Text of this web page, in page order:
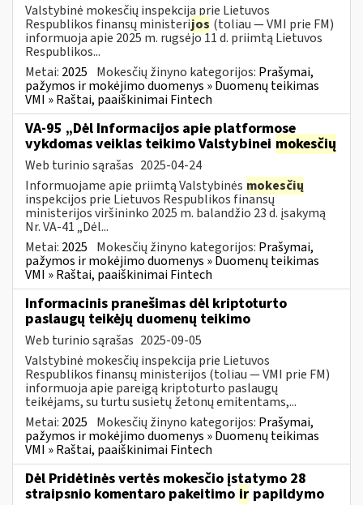
Valstybinė mokesčių inspekcija prie Lietuvos
Respublikos finansų ministerijos (toliau — VMI prie FM)
informuoja apie 2025 m. rugsėjo 11 d. priimtą Lietuvos
Respublikos...
Metai: 2025 Mokesčių žinyno kategorijos: Prašymai,
pažymos ir mokėjimo duomenys » Duomenų teikimas
VMI » Raštai, paaiškinimai Fintech
VA-95 „Dėl Informacijos apie platformose
vykdomas veiklas teikimo Valstybinei mokesčių
Web turinio sąrašas 2025-04-24
Informuojame apie priimtą Valstybinės mokesčių
inspekcijos prie Lietuvos Respublikos finansų
ministerijos viršininko 2025 m. balandžio 23 d. įsakymą
Nr. VA-41 „Dėl...
Metai: 2025 Mokesčių žinyno kategorijos: Prašymai,
pažymos ir mokėjimo duomenys » Duomenų teikimas
VMI » Raštai, paaiškinimai Fintech
Informacinis pranešimas dėl kriptoturto
paslaugų teikėjų duomenų teikimo
Web turinio sąrašas 2025-09-05
Valstybinė mokesčių inspekcija prie Lietuvos
Respublikos finansų ministerijos (toliau — VMI prie FM)
informuoja apie pareigą kriptoturto paslaugų
teikėjams, su turtu susietų žetonų emitentams,...
Metai: 2025 Mokesčių žinyno kategorijos: Prašymai,
pažymos ir mokėjimo duomenys » Duomenų teikimas
VMI » Raštai, paaiškinimai Fintech
Dėl Pridėtinės vertės mokesčio įstatymo 28
straipsnio komentaro pakeitimo ir papildymo